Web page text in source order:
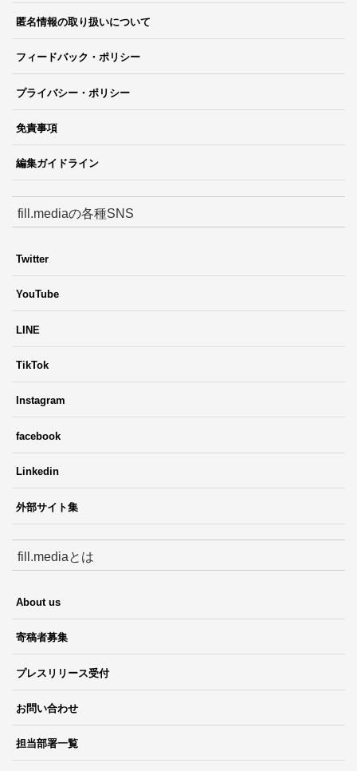
匿名情報の取り扱いについて
フィードバック・ポリシー
プライバシー・ポリシー
免責事項
編集ガイドライン
fill.mediaの各種SNS
Twitter
YouTube
LINE
TikTok
Instagram
facebook
Linkedin
外部サイト集
fill.mediaとは
About us
寄稿者募集
プレスリリース受付
お問い合わせ
担当部署一覧